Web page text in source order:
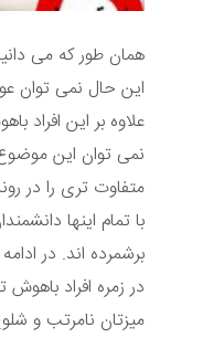
همان طور که می
این حال نمی توان
علاوه بر این افراد
نمی توان این
متفاوت تری را در
با تمام اینها
برشمرده اند. در
در زمره افراد باهوش
میزتان نامرتب و